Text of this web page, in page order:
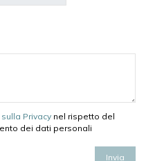
Privacy nel rispetto del
dei dati personali